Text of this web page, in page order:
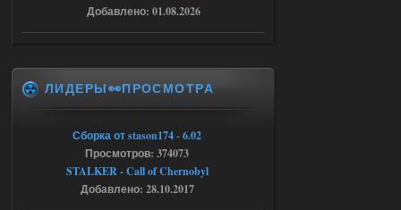
Ответить ➤
AndreySA
патч я установил после
наверное вы правы придется ожидать
Ответить ➤
05.08.2026
Добавлено: 01.08.2026
ЛИДЕРЫ👀ПРОСМОТРА
Сборка от stason174 - 6.02
Просмотров: 374073
STALKER - Call of Chernobyl
Добавлено: 28.10.2017